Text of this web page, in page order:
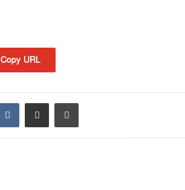
Copy URL
VKontakte